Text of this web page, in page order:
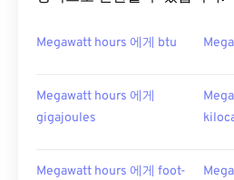
Megawatt hours 에게 btu
Megawatt hours 에게
gigajoules
Megawatt hours 에게 foot-